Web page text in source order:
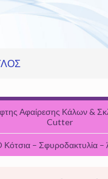
Αφαίρεσης Κάλων &
Cutter
Κότσια – Σφυροδακτυλία –